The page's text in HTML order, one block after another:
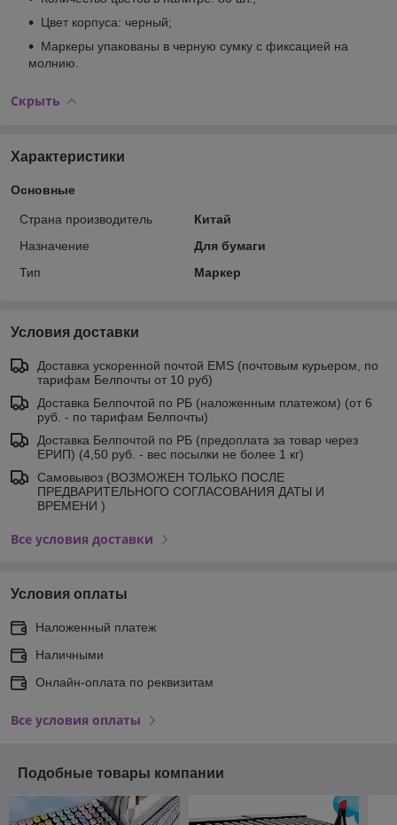
Цвет корпуса: черный;
Маркеры упакованы в черную сумку с фиксацией на
молнию.
Скрыть
Характеристики
Основные
Страна производитель
Китай
Назначение
Для бумаги
Тип
Маркер
Условия доставки
Доставка ускоренной почтой EMS (почтовым курьером, по
тарифам Белпочты от 10 руб)
Доставка Белпочтой по РБ (наложенным платежом) (от 6
руб. - по тарифам Белпочты)
Доставка Белпочтой по РБ (предоплата за товар через
ЕРИП) (4,50 руб. - вес посылки не более 1 кг)
Самовывоз (ВОЗМОЖЕН ТОЛЬКО ПОСЛЕ
ПРЕДВАРИТЕЛЬНОГО СОГЛАСОВАНИЯ ДАТЫ И
ВРЕМЕНИ )
Все условия доставки
Условия оплаты
Наложенный платеж
Наличными
Онлайн-оплата по реквизитам
Все условия оплаты
Подобные товары компании